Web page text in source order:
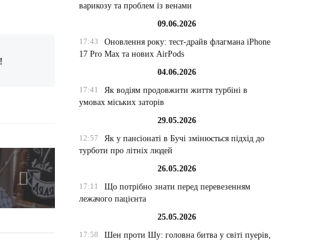
!
варикозу та проблем із венами
09.06.2026
17:43
Оновлення року: тест-драйв флагмана iPhone
17 Pro Max та нових AirPods
04.06.2026
17:41
Як водіям продовжити життя турбіні в
умовах міських заторів
29.05.2026
12:57
Як у пансіонаті в Бучі змінюється підхід до
турботи про літніх людей
26.05.2026
17:11
Що потрібно знати перед перевезенням
лежачого пацієнта
25.05.2026
17:58
Шен проти Шу: головна битва у світі пуерів,